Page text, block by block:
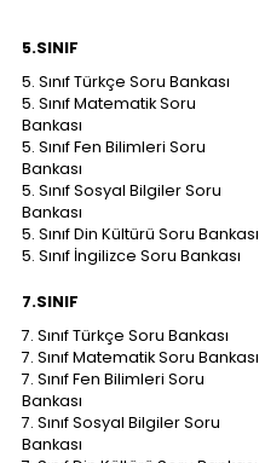
5.SINIF
5. Sınıf Türkçe Soru Bankası
5. Sınıf Matematik Soru
Bankası
5. Sınıf Fen Bilimleri Soru
Bankası
5. Sınıf Sosyal Bilgiler Soru
Bankası
5. Sınıf Din Kültürü Soru Bankası
5. Sınıf İngilizce Soru Bankası
7.SINIF
7. Sınıf Türkçe Soru Bankası
7. Sınıf Matematik Soru Bankası
7. Sınıf Fen Bilimleri Soru
Bankası
7. Sınıf Sosyal Bilgiler Soru
Bankası